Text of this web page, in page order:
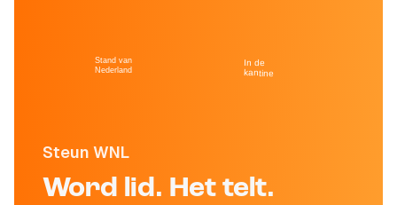
Steun WNL
Word lid. Het telt.
Stand van
Nederland
In de
kantine